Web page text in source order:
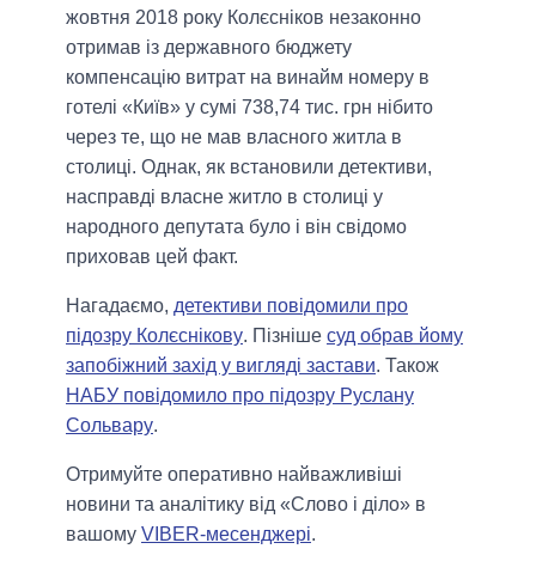
жовтня 2018 року Колєсніков незаконно
отримав із державного бюджету
компенсацію витрат на винайм номеру в
готелі «Київ» у сумі 738,74 тис. грн нібито
через те, що не мав власного житла в
столиці. Однак, як встановили детективи,
насправді власне житло в столиці у
народного депутата було і він свідомо
приховав цей факт.
Нагадаємо, детективи повідомили про
підозру Колєснікову. Пізніше суд обрав йому
запобіжний захід у вигляді застави. Також
НАБУ повідомило про підозру Руслану
Сольвару.
Отримуйте оперативно найважливіші
новини та аналітику від «Слово і діло» в
вашому VIBER-месенджері.